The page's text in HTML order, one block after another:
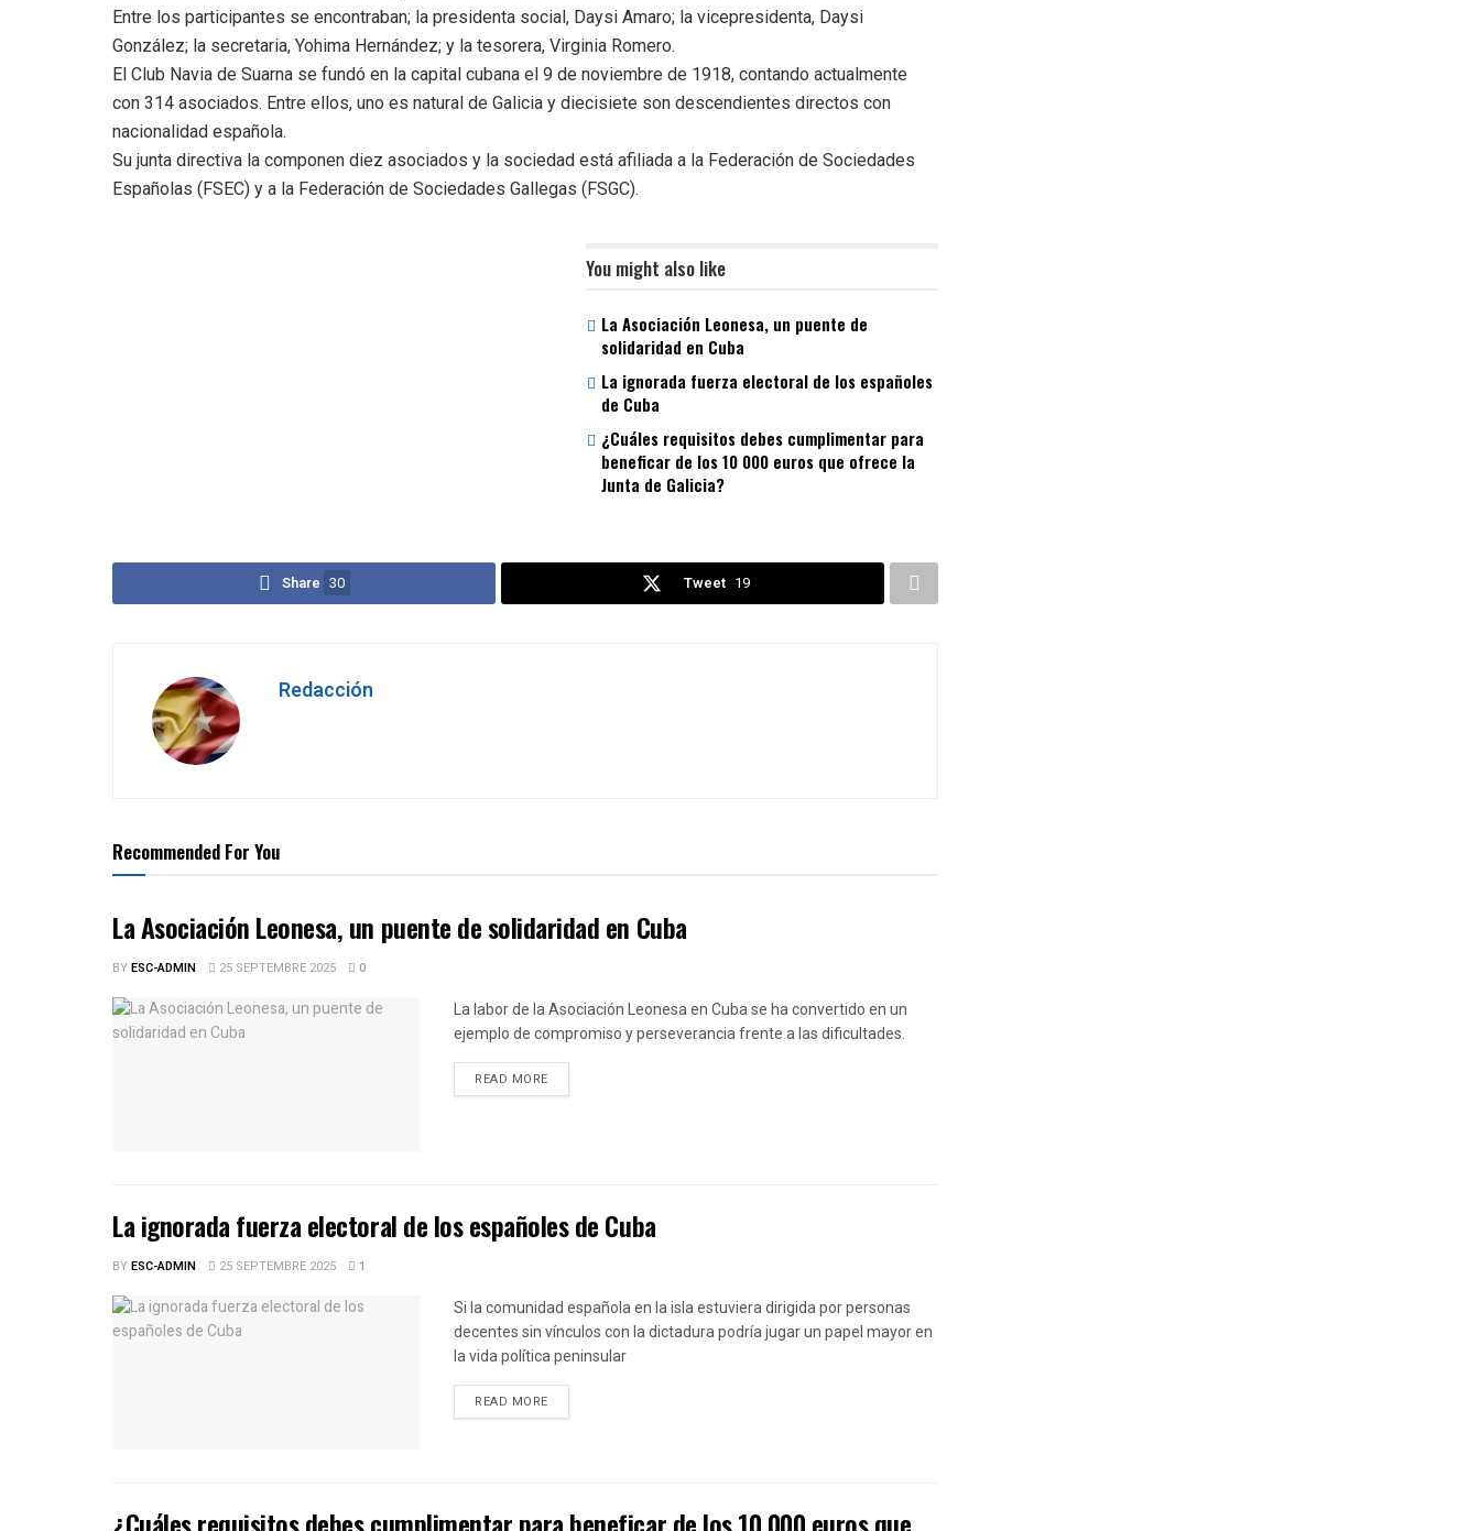
Entre los participantes se encontraban; la presidenta social, Daysi Amaro; la vicepresidenta, Daysi
González; la secretaria, Yohima Hernández; y la tesorera, Virginia Romero.
El Club Navia de Suarna se fundó en la capital cubana el 9 de noviembre de 1918, contando actualmente
con 314 asociados. Entre ellos, uno es natural de Galicia y diecisiete son descendientes directos con
nacionalidad española.
Su junta directiva la componen diez asociados y la sociedad está afiliada a la Federación de Sociedades
Españolas (FSEC) y a la Federación de Sociedades Gallegas (FSGC).
You might also like
La Asociación Leonesa, un puente de
solidaridad en Cuba
La ignorada fuerza electoral de los españoles
de Cuba
¿Cuáles requisitos debes cumplimentar para
beneficar de los 10 000 euros que ofrece la
Junta de Galicia?
Share 30 Tweet 19
Redacción
Recommended For You
La Asociación Leonesa, un puente de solidaridad en Cuba
BYESC-ADMIN 25 SEPTEMBRE 2025 0
La labor de la Asociación Leonesa en Cuba se ha convertido en un
ejemplo de compromiso y perseverancia frente a las dificultades.
READ MOREDETAILS
La ignorada fuerza electoral de los españoles de Cuba
BYESC-ADMIN 25 SEPTEMBRE 2025 1
Si la comunidad española en la isla estuviera dirigida por personas
decentes sin vínculos con la dictadura podría jugar un papel mayor en
la vida política peninsular
READ MOREDETAILS